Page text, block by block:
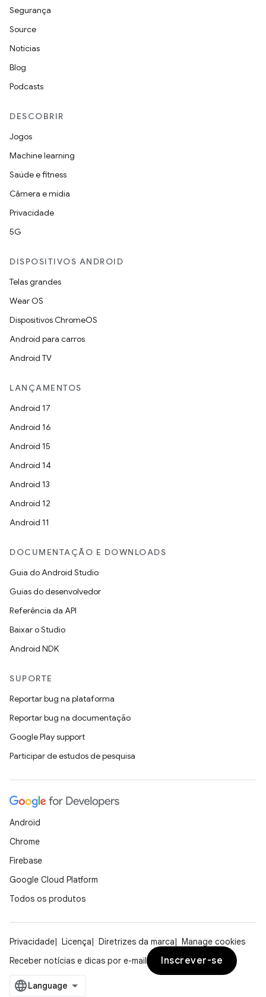
Segurança
Source
Notícias
Blog
Podcasts
DESCOBRIR
Jogos
Machine learning
Saúde e fitness
Câmera e mídia
Privacidade
5G
DISPOSITIVOS ANDROID
Telas grandes
Wear OS
Dispositivos ChromeOS
Android para carros
Android TV
LANÇAMENTOS
Android 17
Android 16
Android 15
Android 14
Android 13
Android 12
Android 11
DOCUMENTAÇÃO E DOWNLOADS
Guia do Android Studio
Guias do desenvolvedor
Referência da API
Baixar o Studio
Android NDK
SUPORTE
Reportar bug na plataforma
Reportar bug na documentação
Google Play support
Participar de estudos de pesquisa
Android
Chrome
Firebase
Google Cloud Platform
Todos os produtos
Privacidade Licença Diretrizes da marca
Manage cookies
Receber notícias e dicas por e-mail
Inscrever-se